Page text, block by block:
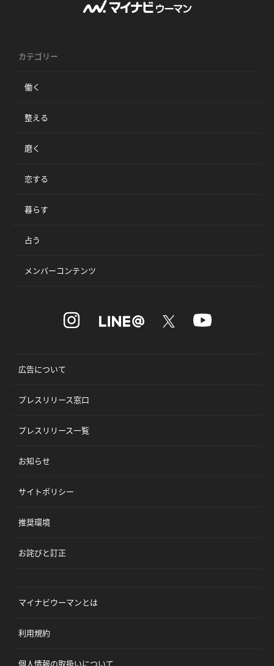
カテゴリー
働く
整える
磨く
恋する
暮らす
占う
メンバーコンテンツ
広告について
プレスリリース窓口
プレスリリース一覧
お知らせ
サイトポリシー
推奨環境
お詫びと訂正
マイナビウーマンとは
利用規約
個人情報の取扱いについて